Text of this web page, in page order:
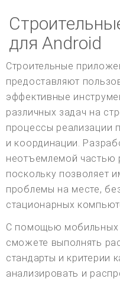
для Android
Строительные
предоставляют
эффективные
различных задач на
процессы реализации
и координации.
неотъемлемой частью
поскольку позволяет
проблемы на месте,
стационарных
С помощью мобильных
сможете выполнять
стандарты и критерии
анализировать и